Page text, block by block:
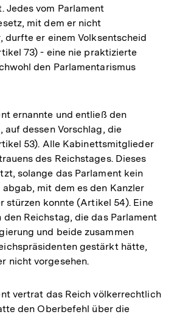
Jedes vom Parlament
mit dem er nicht
durfte er einem Volksentscheid
73) - eine nie praktizierte
den Parlamentarismus
ernannte und entließ den
auf dessen Vorschlag, die
53). Alle Kabinettsmitglieder
des Reichstages. Dieses
solange das Parlament kein
mit dem es den Kanzler
stürzen konnte (Artikel 54). Eine
den Reichstag, die das Parlament
und beide zusammen
gestärkt hätte,
nicht vorgesehen.
vertrat das Reich völkerrechtlich
den Oberbefehl über die